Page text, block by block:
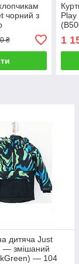
чорний з
₴ 1
дитяча Just
— змішаний
— 104